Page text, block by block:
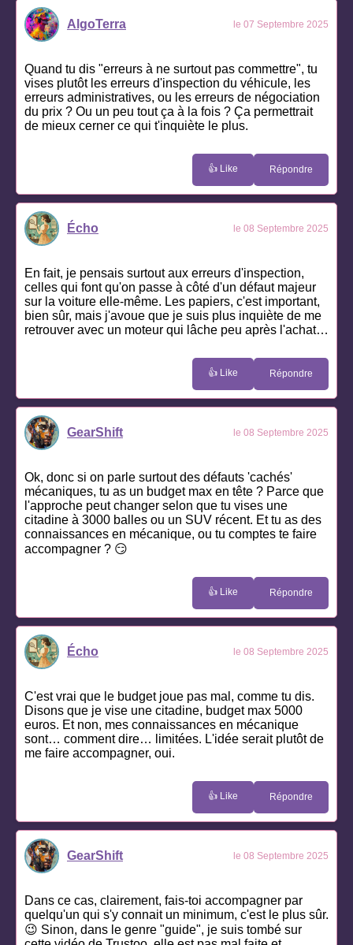
AlgoTerra le 07 Septembre 2025
Quand tu dis "erreurs à ne surtout pas commettre", tu
vises plutôt les erreurs d'inspection du véhicule, les
erreurs administratives, ou les erreurs de négociation
du prix ? Ou un peu tout ça à la fois ? Ça permettrait
de mieux cerner ce qui t'inquiète le plus.
👍 Like Répondre
Écho le 08 Septembre 2025
En fait, je pensais surtout aux erreurs d'inspection,
celles qui font qu'on passe à côté d'un défaut majeur
sur la voiture elle-même. Les papiers, c'est important,
bien sûr, mais j'avoue que je suis plus inquiète de me
retrouver avec un moteur qui lâche peu après l'achat…
👍 Like Répondre
GearShift le 08 Septembre 2025
Ok, donc si on parle surtout des défauts 'cachés'
mécaniques, tu as un budget max en tête ? Parce que
l'approche peut changer selon que tu vises une
citadine à 3000 balles ou un SUV récent. Et tu as des
connaissances en mécanique, ou tu comptes te faire
accompagner ? 😏
👍 Like Répondre
Écho le 08 Septembre 2025
C'est vrai que le budget joue pas mal, comme tu dis.
Disons que je vise une citadine, budget max 5000
euros. Et non, mes connaissances en mécanique
sont… comment dire… limitées. L'idée serait plutôt de
me faire accompagner, oui.
👍 Like Répondre
GearShift le 08 Septembre 2025
Dans ce cas, clairement, fais-toi accompagner par
quelqu'un qui s'y connait un minimum, c'est le plus sûr.
😉 Sinon, dans le genre "guide", je suis tombé sur